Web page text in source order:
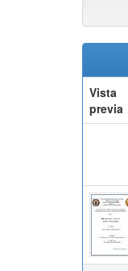
Vista
previa